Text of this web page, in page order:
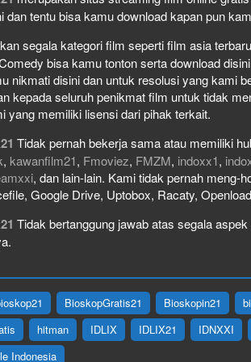
dan tentu bisa kamu download kapan pun
segala kategori film seperti film asia
bisa kamu tonton serta download
nikmati disini dan untuk resolusi yang kami
kepada seluruh penikmat film untuk tidak
yang memiliki lisensi dari pihak terkait.
Tidak pernah bekerja sama atau memiliki
, kawanfilm21, Fmoviez, FMZM, indoxx1,
, dan lain-lain. Kami tidak pernah meng-
Google Drive, Uptobox, Racaty,
Tidak bertanggung jawab atas segala
BioskopGratis21 Bioskopin21
hitman IDLIX IDLIX21 IDNXXI
Indonesia